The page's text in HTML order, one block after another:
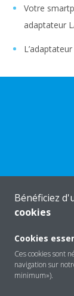
Votre
adaptateur
Solutions
Bénéficiez
cookies
Cookies
Ces cookies sont
navigation sur
minimum»).